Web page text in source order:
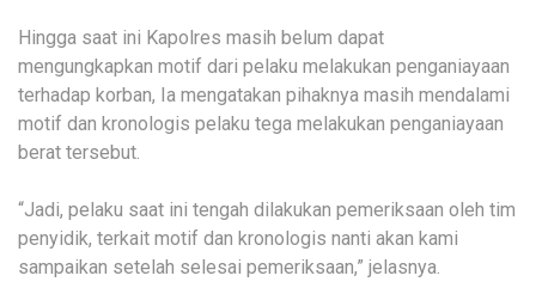
Hingga saat ini Kapolres masih belum dapat
mengungkapkan motif dari pelaku melakukan penganiayaan
terhadap korban, Ia mengatakan pihaknya masih mendalami
motif dan kronologis pelaku tega melakukan penganiayaan
berat tersebut.
“Jadi, pelaku saat ini tengah dilakukan pemeriksaan oleh tim
penyidik, terkait motif dan kronologis nanti akan kami
sampaikan setelah selesai pemeriksaan,” jelasnya.